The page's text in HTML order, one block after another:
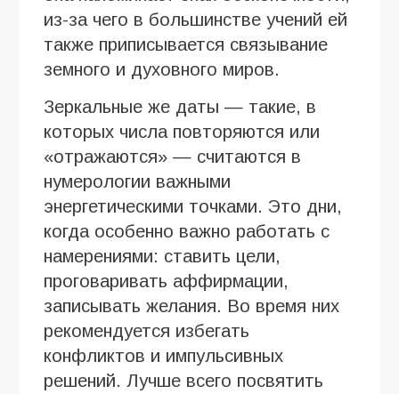
из-за чего в большинстве учений ей
также приписывается связывание
земного и духовного миров.
Зеркальные же даты — такие, в
которых числа повторяются или
«отражаются» — считаются в
нумерологии важными
энергетическими точками. Это дни,
когда особенно важно работать с
намерениями: ставить цели,
проговаривать аффирмации,
записывать желания. Во время них
рекомендуется избегать
конфликтов и импульсивных
решений. Лучше всего посвятить